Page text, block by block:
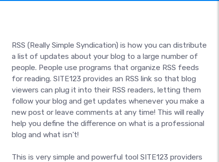
RSS (Really Simple Syndication) is how you can distribute
a list of updates about your blog to a large number of
people. People use programs that organize RSS feeds
for reading. SITE123 provides an RSS link so that blog
viewers can plug it into their RSS readers, letting them
follow your blog and get updates whenever you make a
new post or leave comments at any time! This will really
help you define the difference on what is a professional
blog and what isn't!
This is very simple and powerful tool SITE123 providers